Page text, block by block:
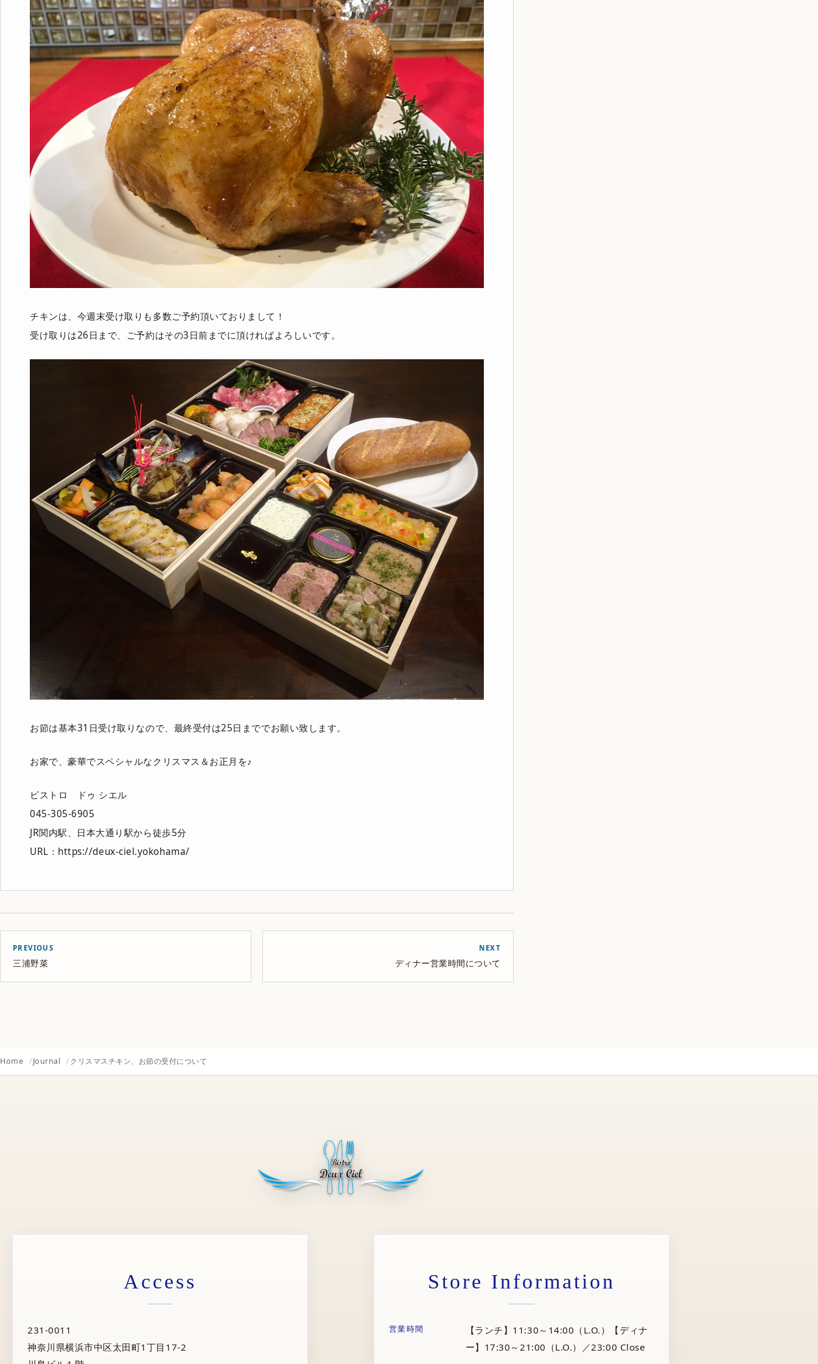
チキンは、今週末受け取りも多数ご予約頂いておりまして！
受け取りは26日まで、ご予約はその3日前までに頂ければよろしいです。
お節は基本31日受け取りなので、最終受付は25日まででお願い致します。
お家で、豪華でスペシャルなクリスマス＆お正月を♪
ビストロ ドゥ シエル
045-305-6905
JR関内駅、日本大通り駅から徒歩5分
URL：https://deux-ciel.yokohama/
PREVIOUS
三浦野菜
NEXT
ディナー営業時間について
Home Journal クリスマスチキン、お節の受付について
Access
231-0011
神奈川県横浜市中区太田町1丁目17-2
Store Information
営業時間
【ランチ】11:30～14:00（L.O.）【ディナ
ー】17:30～21:00（L.O.）／23:00 Close